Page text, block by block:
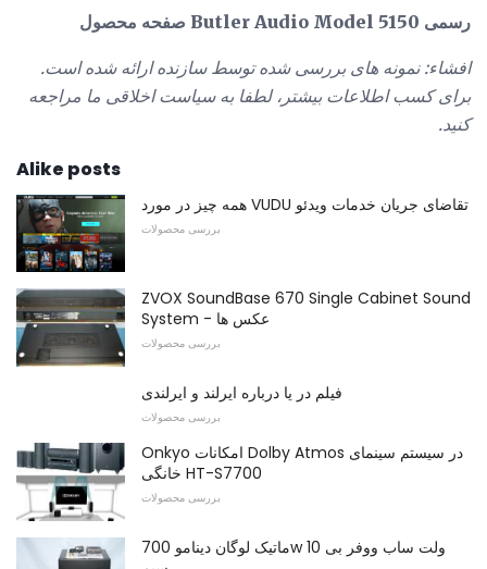
رسمی Butler Audio Model 5150 صفحه محصول
افشاء: نمونه های بررسی شده توسط سازنده ارائه شده است.
برای کسب اطلاعات بیشتر، لطفا به سیاست اخلاقی ما مراجعه
کنید.
Alike posts
همه چیز در مورد VUDU تقاضای جریان خدمات ویدئو
بررسی محصولات
ZVOX SoundBase 670 Single Cabinet Sound
System - عکس ها
بررسی محصولات
فیلم در یا درباره ایرلند و ایرلندی
بررسی محصولات
Onkyo امکانات Dolby Atmos در سیستم سینمای
خانگی HT-S7700
بررسی محصولات
ماتیک لوگان دینامو 700w 10 ولت ساب ووفر بی